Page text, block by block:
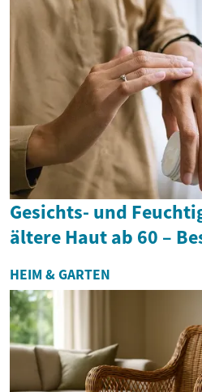
Gesichts- und
ältere Haut ab 60 –
HEIM & GARTEN